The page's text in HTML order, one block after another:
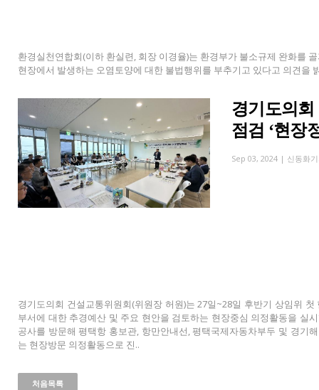
환경실천연합회(이하 환실련, 회장 이경율)는 환경부가 불소규제 완화를
현장에서 발생하는 오염토양에 대한 불법행위를 부추기고 있다고 의견을
경기도의회
점검 ‘현장
Sep 03, 2024 | 신동화
경기도의회 건설교통위원회(위원장 허원)는 27일~28일 후반기 상임위
부서에 대한 추경예산 및 주요 현안을 검토하는 현장중심 의정활동을 실
공사를 방문해 평택항 홍보관, 항만안내선, 평택국제자동차부두 및 경기
는 현장방문 의정활동으로 진..
처음목록